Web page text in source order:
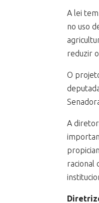
A lei
no uso
reduzir
O
A
racional